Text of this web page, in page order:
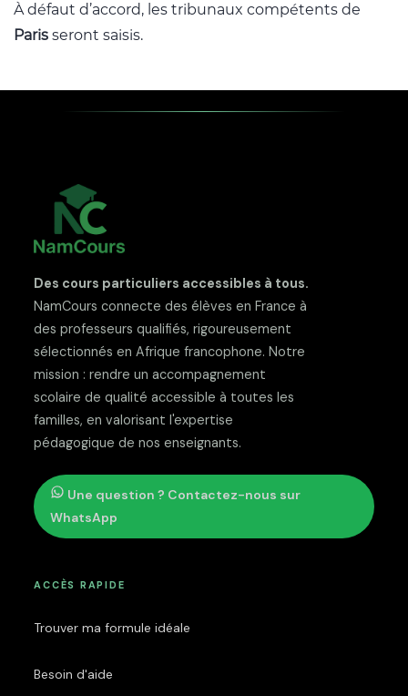
À défaut d’accord, les tribunaux compétents de
Paris seront saisis.
Des cours particuliers accessibles à tous.
NamCours connecte des élèves en France à
des professeurs qualifiés, rigoureusement
sélectionnés en Afrique francophone. Notre
mission : rendre un accompagnement
scolaire de qualité accessible à toutes les
familles, en valorisant l'expertise
pédagogique de nos enseignants.
Une question ? Contactez-nous sur
WhatsApp
ACCÈS RAPIDE
Trouver ma formule idéale
Besoin d'aide